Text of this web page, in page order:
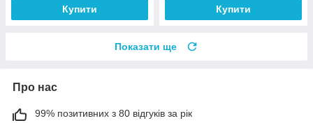
Купити Купити
Показати ще
Про нас
99% позитивних з 80 відгуків за рік